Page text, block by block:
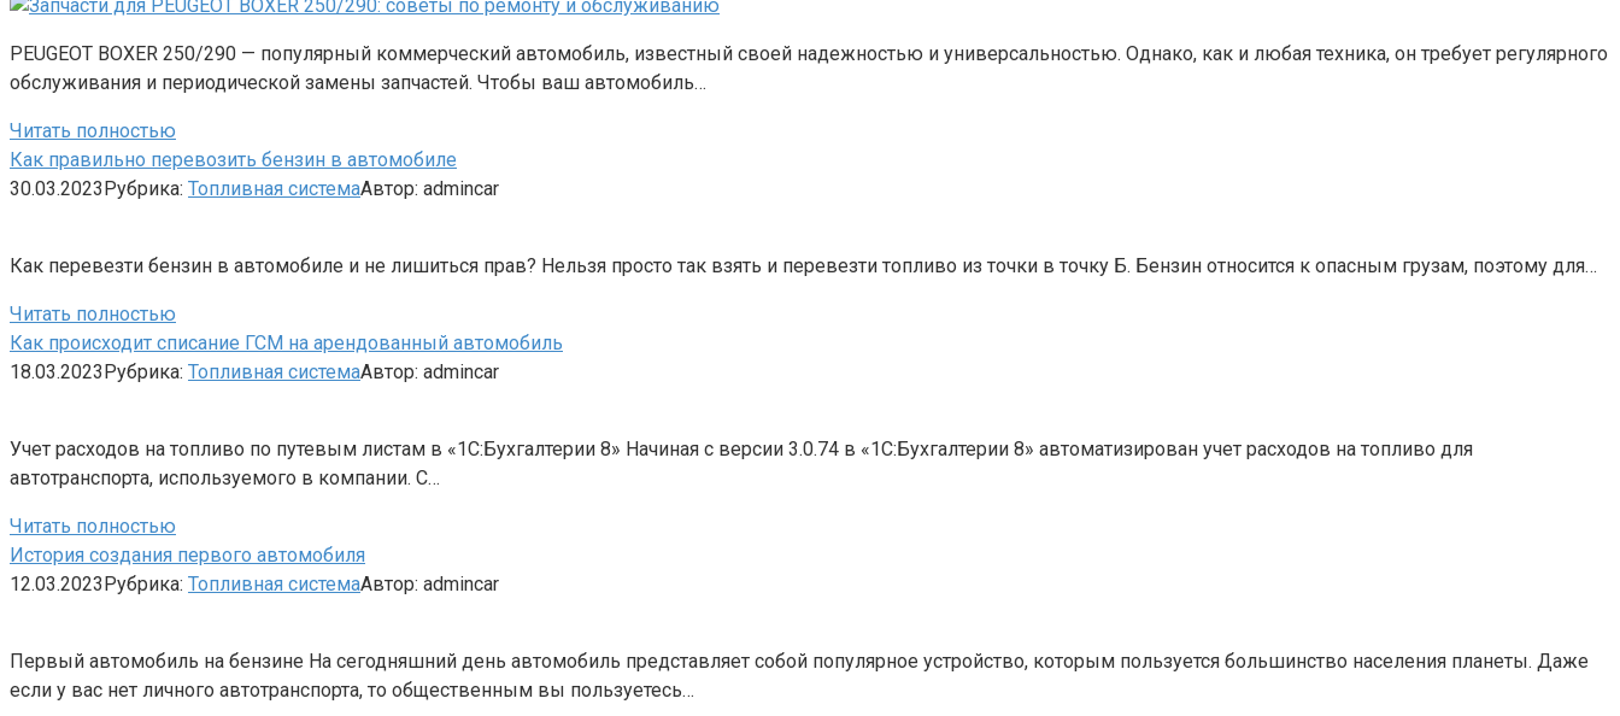
PEUGEOT BOXER 250/290 — популярный коммерческий автомобиль, известный своей надежностью и универсальностью. Однако, как и любая техника, он требует регулярного
обслуживания и периодической замены запчастей. Чтобы ваш автомобиль…
Читать полностью
Как правильно перевозить бензин в автомобиле
30.03.2023Рубрика: Топливная системаАвтор: admincar
Как перевезти бензин в автомобиле и не лишиться прав? Нельзя просто так взять и перевезти топливо из точки в точку Б. Бензин относится к опасным грузам, поэтому для…
Читать полностью
Как происходит списание ГСМ на арендованный автомобиль
18.03.2023Рубрика: Топливная системаАвтор: admincar
Учет расходов на топливо по путевым листам в «1С:Бухгалтерии 8» Начиная с версии 3.0.74 в «1С:Бухгалтерии 8» автоматизирован учет расходов на топливо для
автотранспорта, используемого в компании. С…
Читать полностью
История создания первого автомобиля
12.03.2023Рубрика: Топливная системаАвтор: admincar
Первый автомобиль на бензине На сегодняшний день автомобиль представляет собой популярное устройство, которым пользуется большинство населения планеты. Даже
если у вас нет личного автотранспорта, то общественным вы пользуетесь…